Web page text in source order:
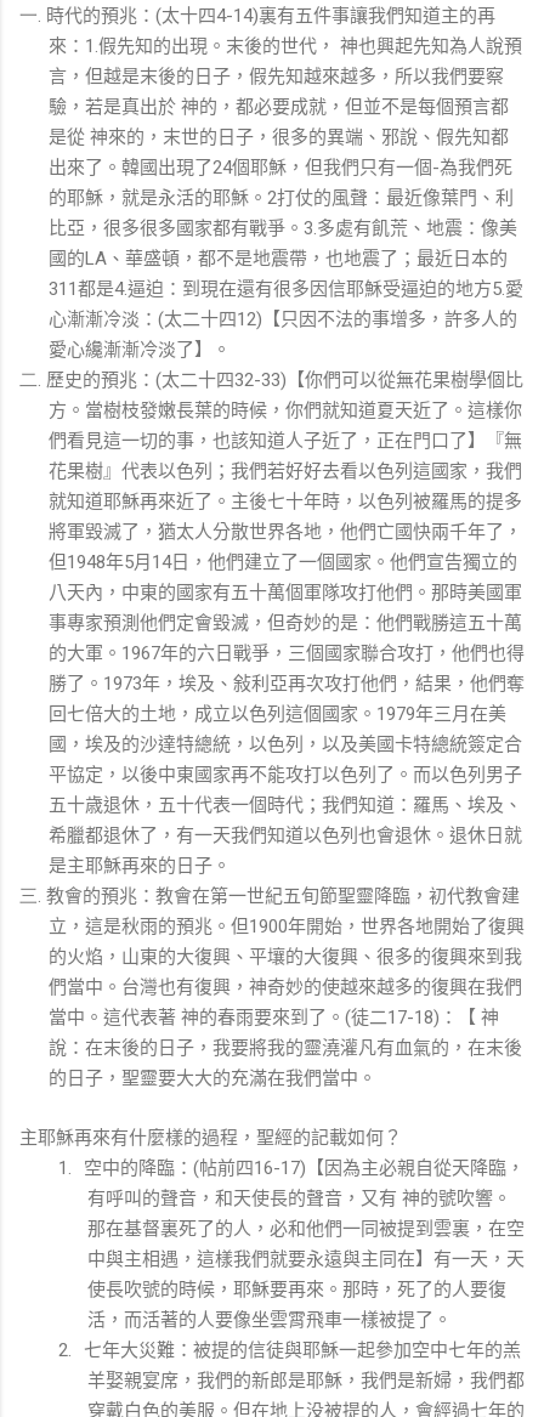
一. 時代的預兆： (太十四4-14)裏有五件事讓我們知道主的再
來： 1. 假先知的出現。末後的世代， 神也興起先知為人說預
言，但越是末後的日子，假先知越來越多，所以我們要察
驗，若是真出於 神的，都必要成就，但並不是每個預言都
是從 神來的，末世的日子，很多的異端、邪說、假先知都
出來了。韓國出現了24個耶穌，但我們只有一個-為我們死
的耶穌，就是永活的耶穌。 2打仗的風聲：最近像葉門、利
比亞，很多很多國家都有戰爭。 3. 多處有飢荒、地震：像美
國的LA 、華盛頓，都不是地震帶，也地震了；最近日本的
311都是4.逼迫：到現在還有很多因信耶穌受逼迫的地方5. 愛
心漸漸冷淡： (太二十四12)
【只因不法的事增多，許多人的
愛心纔漸漸冷淡了】。
二. 歷史的預兆： (太二十四32-33)
【你們可以從無花果樹學個比
方。當樹枝發嫩長葉的時候，你們就知道夏天近了。這樣你
們看見這一切的事，也該知道人子近了，正在門口了】『無
花果樹』代表以色列；我們若好好去看以色列這國家，我們
就知道耶穌再來近了。主後七十年時，以色列被羅馬的提多
將軍毀滅了，猶太人分散世界各地，他們亡國快兩千年了，
但1948年5月14日，他們建立了一個國家。他們宣告獨立的
八天內，中東的國家有五十萬個軍隊攻打他們。那時美國軍
事專家預測他們定會毀滅，但奇妙的是：他們戰勝這五十萬
的大軍。 1967年的六日戰爭，三個國家聯合攻打，他們也得
勝了。 1973年，埃及、敍利亞再次攻打他們，結果，他們奪
回七倍大的土地，成立以色列這個國家。 1979年三月在美
國，埃及的沙達特總統，以色列，以及美國卡特總統簽定合
平協定，以後中東國家再不能攻打以色列了。而以色列男子
五十歳退休，五十代表一個時代；我們知道：羅馬、埃及、
希臘都退休了，有一天我們知道以色列也會退休。退休日就
是主耶穌再來的日子。
三. 教會的預兆：教會在第一世紀五旬節聖靈降臨，初代教會建
立，這是秋雨的預兆。但1900年開始，世界各地開始了復興
的火焰，山東的大復興、平壤的大復興、很多的復興來到我
們當中。台灣也有復興，神奇妙的使越來越多的復興在我們
當中。這代表著 神的春雨要來到了。 (徒二17-18) ：【 神
說：在末後的日子，我要將我的靈澆灌凡有血氣的，在末後
的日子，聖靈要大大的充滿在我們當中。
主耶穌再來有什麼樣的過程，聖經的記載如何？
1. 空中的降臨： (帖前四16-17)
【因為主必親自從天降臨，
有呼叫的聲音，和天使長的聲音，又有 神的號吹響。
那在基督裏死了的人，必和他們一同被提到雲裏，在空
中與主相遇，這樣我們就要永遠與主同在】有一天，天
使長吹號的時候，耶穌要再來。那時，死了的人要復
活，而活著的人要像坐雲霄飛車一樣被提了。
2.
七年大災難：被提的信徒與耶穌一起參加空中七年的羔
羊娶親宴席，我們的新郎是耶穌，我們是新婦，我們都
穿戴白色的美服。但在地上没被提的人，會經過七年的